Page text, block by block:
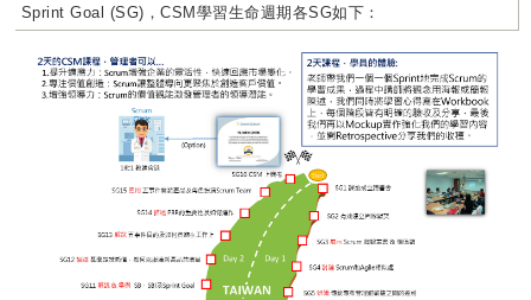
Sprint Goal (SG)，CSM學習生命週期各SG如下：